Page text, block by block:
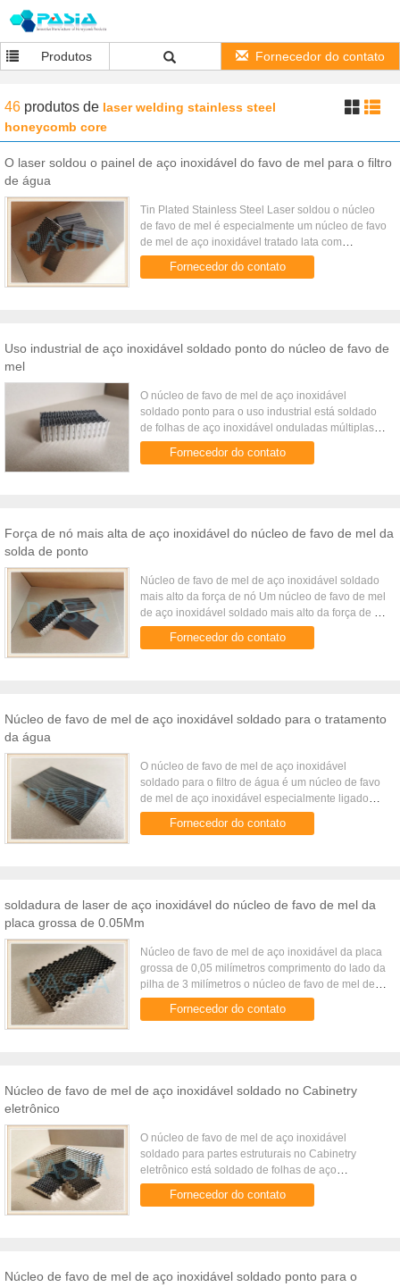
Produtos Fornecedor do contato
46 produtos de laser welding stainless steel
honeycomb core
O laser soldou o painel de aço inoxidável do favo de mel para o filtro
de água
Tin Plated Stainless Steel Laser soldou o núcleo
de favo de mel é especialmente um núcleo de favo
de mel de aço inoxidável tratado lata com
propriedade de resistência da corrosão.
Especificações Tamanho de ...
Fornecedor do contato
Uso industrial de aço inoxidável soldado ponto do núcleo de favo de
mel
O núcleo de favo de mel de aço inoxidável
soldado ponto para o uso industrial está soldado
de folhas de aço inoxidável onduladas múltiplas
conforme ao tamanho de pilha predeterminado
exato quando a ondulação ...
Fornecedor do contato
Força de nó mais alta de aço inoxidável do núcleo de favo de mel da
solda de ponto
Núcleo de favo de mel de aço inoxidável soldado
mais alto da força de nó Um núcleo de favo de mel
de aço inoxidável soldado mais alto da força de nó
é um núcleo de favo de mel de aço inoxidável
ligado ...
Fornecedor do contato
Núcleo de favo de mel de aço inoxidável soldado para o tratamento
da água
O núcleo de favo de mel de aço inoxidável
soldado para o filtro de água é um núcleo de favo
de mel de aço inoxidável especialmente ligado
com propriedade de resistência da corrosão. É
amplamente utilizado para ...
Fornecedor do contato
soldadura de laser de aço inoxidável do núcleo de favo de mel da
placa grossa de 0.05Mm
Núcleo de favo de mel de aço inoxidável da placa
grossa de 0,05 milímetros comprimento do lado da
pilha de 3 milímetros o núcleo de favo de mel de
aço inoxidável da placa grossa de 0,05 milímetros
comprimento ...
Fornecedor do contato
Núcleo de favo de mel de aço inoxidável soldado no Cabinetry
eletrônico
O núcleo de favo de mel de aço inoxidável
soldado para partes estruturais no Cabinetry
eletrônico está soldado de folhas de aço
inoxidável onduladas múltiplas conforme ao
tamanho de pilha predeterminado exato ...
Fornecedor do contato
Núcleo de favo de mel de aço inoxidável soldado ponto para o